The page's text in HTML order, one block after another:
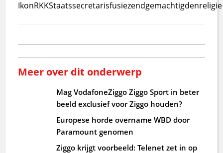
IkonRKKStaatssecretarisfusiezendgemachtigdenreligie
Meer over dit onderwerp
Mag VodafoneZiggo Ziggo Sport in beter
beeld exclusief voor Ziggo houden?
Europese horde overname WBD door
Paramount genomen
Ziggo krijgt voorbeeld: Telenet zet in op